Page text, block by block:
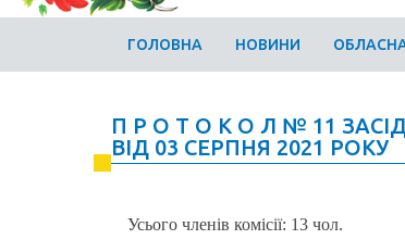
ГОЛОВНА НОВИНИ
П Р О Т О К О Л № 11
ВІД 03 СЕРПНЯ 2021 РОКУ
Усього членів комісії: 13 чол.